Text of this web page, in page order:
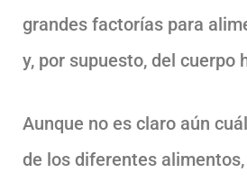
grandes factorías para
y, por supuesto, del cuerpo
Aunque no es claro aún
de los diferentes